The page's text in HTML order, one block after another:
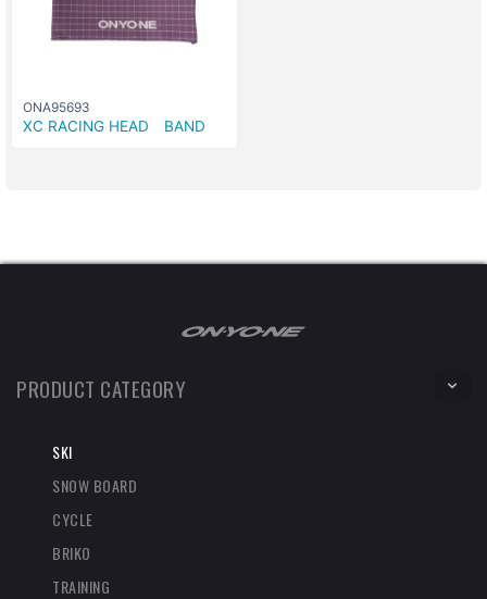
ONA95693
XC RACING HEAD BAND
PRODUCT CATEGORY
SKI
SNOW BOARD
CYCLE
BRIKO
TRAINING